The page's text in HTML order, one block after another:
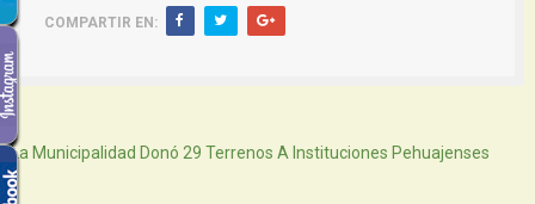
COMPARTIR EN:
Siguiente
La Municipalidad Donó 29 Terrenos A Instituciones Pehuajenses